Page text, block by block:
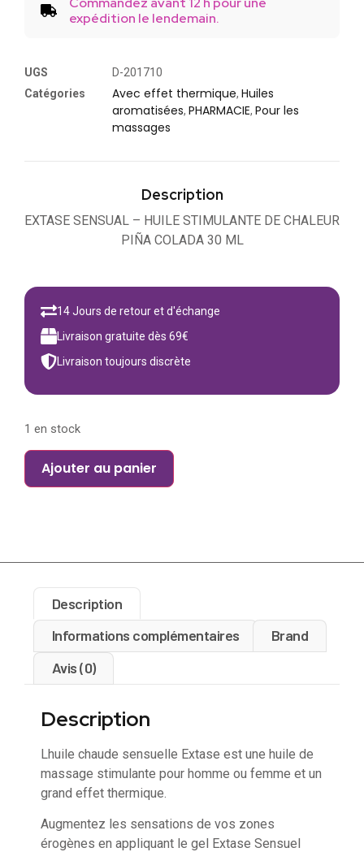
expédition le lendemain.
UGS
D-201710
Catégories
Avec effet thermique, Huiles
aromatisées, PHARMACIE, Pour les
massages
Description
EXTASE SENSUAL – HUILE STIMULANTE DE CHALEUR
PIÑA COLADA 30 ML
14 Jours de retour et d'échange
Livraison gratuite dès 69€
Livraison toujours discrète
1 en stock
Ajouter au panier
Description
Informations complémentaires
Brand
Avis (0)
Description
Lhuile chaude sensuelle Extase est une huile de
massage stimulante pour homme ou femme et un
grand effet thermique.
Augmentez les sensations de vos zones
érogènes en appliquant le gel Extase Sensuel